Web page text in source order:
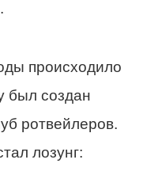
происходило
был создан
ротвейлеров.
лозунг: